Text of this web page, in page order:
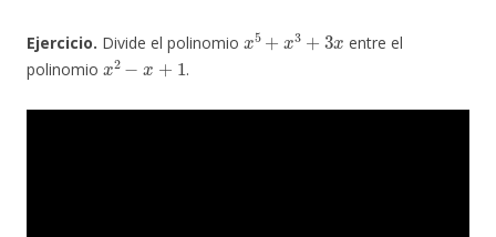
Ejercicio. Divide el polinomio
5 3+ x
entre el
polinomio
x2−x +1
.